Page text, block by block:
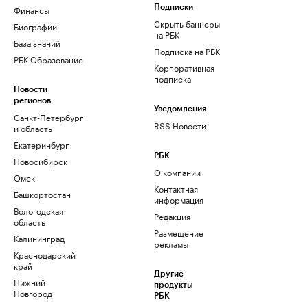
Финансы
Биографии
База знаний
РБК Образование
Новости
регионов
Санкт-Петербург
и область
Екатеринбург
Новосибирск
Омск
Башкортостан
Вологодская
область
Калининград
Краснодарский
край
Нижний
Новгород
Подписки
Скрыть баннеры
на РБК
Подписка на РБК
Корпоративная
подписка
Уведомления
RSS Новости
РБК
О компании
Контактная
информация
Редакция
Размещение
рекламы
Другие
продукты
РБК